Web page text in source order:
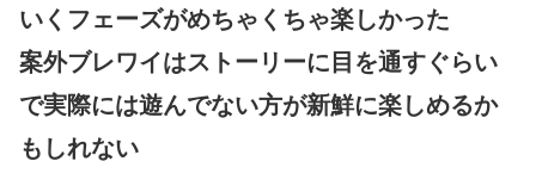
いくフェーズがめちゃくちゃ楽しかった
案外ブレワイはストーリーに目を通すぐらい
で実際には遊んでない方が新鮮に楽しめるか
もしれない